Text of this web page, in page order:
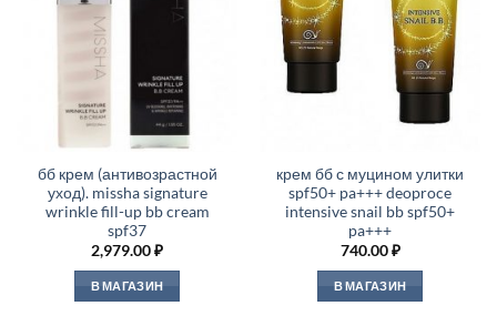
бб крем (антивозрастной
уход). missha signature
wrinkle fill-up bb cream
spf37
2,979.00₽
В МАГАЗИН
крем бб с муцином улитки
spf50+ pa+++ deoproce
intensive snail bb spf50+
pa+++
740.00₽
В МАГАЗИН